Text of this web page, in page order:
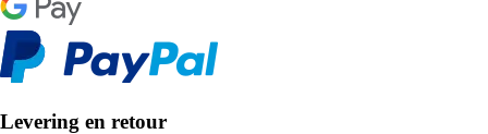
Levering en retour